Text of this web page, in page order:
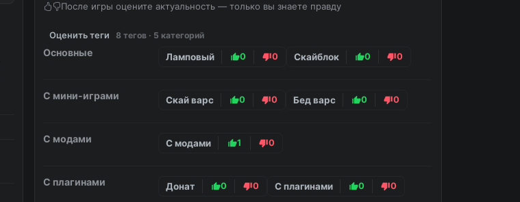
После игры оцените актуальность — только вы знаете правду
Оценить теги 8 тегов · 5 категорий
Основные Ламповый 0 0 Скайблок 0 0
С мини-играми Скай варс 0 0 Бед варс 0 0
С модами С модами 1 0
С плагинами Донат 0 0 С плагинами 0 0